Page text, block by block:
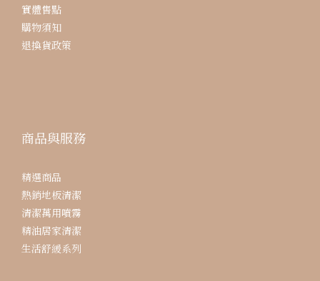
實體售點
購物須知
退換貨政策
商品與服務
精選商品
熱銷地板清潔
清潔萬用噴霧
精油居家清潔
生活舒緩系列